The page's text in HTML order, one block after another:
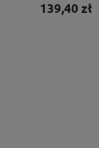
139,40 zł